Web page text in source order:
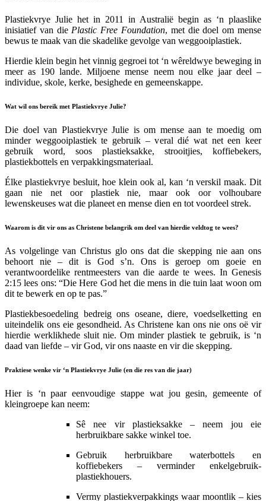
Plastiekvrye Julie het in 2011 in Australië begin as ‘n plaaslike
inisiatief van die Plastic Free Foundation, met die doel om mense
bewus te maak van die skadelike gevolge van weggooiplastiek.
Hierdie klein begin het vinnig gegroei tot ‘n wêreldwye beweging in
meer as 190 lande. Miljoene mense neem nou elke jaar deel –
individue, skole, kerke, besighede en gemeenskappe.
Wat wil ons bereik met Plastiekvrye Julie?
Die doel van Plastiekvrye Julie is om mense aan te moedig om
minder weggooiplastiek te gebruik – veral dié wat net een keer
gebruik word, soos plastieksakke, strooitjies, koffiebekers,
plastiekbottels en verpakkingsmateriaal.
Élke plastiekvrye besluit, hoe klein ook al, kan ‘n verskil maak. Dit
gaan nie net oor plastiek nie, maar ook oor volhoubare
lewenskeuses wat die planeet en mense dien en tot voordeel strek.
Waarom is dit vir ons as Christene belangrik om deel van hierdie veldtog te wees?
As volgelinge van Christus glo ons dat die skepping nie aan ons
behoort nie – dit is God s’n. Ons is geroep om goeie en
verantwoordelike rentmeesters van die aarde te wees. In Genesis
2:15 lees ons: “Die Here God het die mens in die tuin laat woon om
dit te bewerk en op te pas.”
Plastiekbesoedeling bedreig ons oseane, diere, voedselketting en
uiteindelik ons eie gesondheid. As Christene kan ons nie ons oë vir
hierdie werklikhede sluit nie. Om minder plastiek te gebruik, is ‘n
daad van liefde – vir God, vir ons naaste en vir die skepping.
Praktiese wenke vir ‘n Plastiekvrye Julie (en die res van die jaar)
Hier is ‘n paar eenvoudige stappe wat jou gesin, gemeente of
kleingroepe kan neem:
Sê nee vir plastieksakke – neem jou eie
herbruikbare sakke winkel toe.
Gebruik herbruikbare waterbottels en
koffiebekers – verminder enkelgebruik-
plastiekhouers.
Vermy plastiekverpakkings waar moontlik – kies